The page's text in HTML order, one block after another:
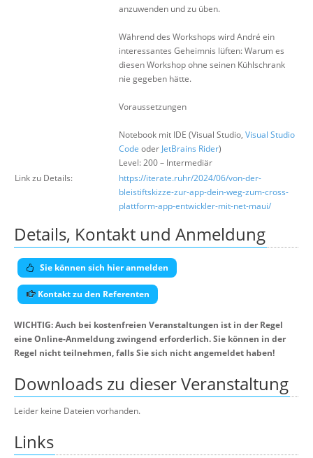
anzuwenden und zu üben.
Während des Workshops wird André ein
interessantes Geheimnis lüften: Warum es
diesen Workshop ohne seinen Kühlschrank
nie gegeben hätte.
Voraussetzungen
Notebook mit IDE (Visual Studio, Visual Studio
Code oder JetBrains Rider)
Level: 200 – Intermediär
Link zu Details:
https://iterate.ruhr/2024/06/von-der-
bleistiftskizze-zur-app-dein-weg-zum-cross-
plattform-app-entwickler-mit-net-maui/
Details, Kontakt und Anmeldung
Sie können sich hier anmelden
Kontakt zu den Referenten
WICHTIG: Auch bei kostenfreien Veranstaltungen ist in der Regel
eine Online-Anmeldung zwingend erforderlich. Sie können in der
Regel nicht teilnehmen, falls Sie sich nicht angemeldet haben!
Downloads zu dieser Veranstaltung
Leider keine Dateien vorhanden.
Links